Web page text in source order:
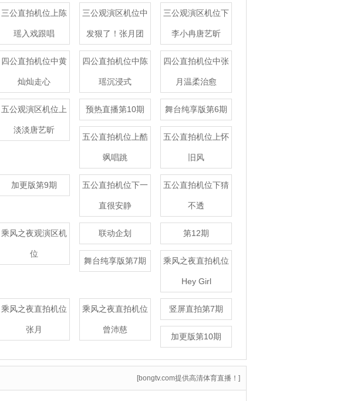
三公直拍机位上陈
瑶入戏跟唱
三公观演区机位中
发狠了！张月团
三公观演区机位下
李小冉唐艺昕
四公直拍机位中黄
灿灿走心
四公直拍机位中陈
瑶沉浸式
四公直拍机位中张
月温柔治愈
五公观演区机位上
淡淡唐艺昕
预热直播第10期 舞台纯享版第6期
五公直拍机位上酷
飒唱跳
五公直拍机位上怀
旧风
加更版第9期 五公直拍机位下一
直很安静
五公直拍机位下猜
不透
乘风之夜观演区机
位
联动企划 第12期
舞台纯享版第7期 乘风之夜直拍机位
Hey Girl
乘风之夜直拍机位
张月
乘风之夜直拍机位
曾沛慈
竖屏直拍第7期
加更版第10期
[bongtv.com提供高清体育直播！]